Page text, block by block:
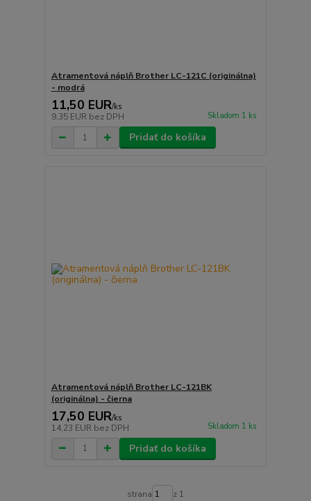
Atramentová náplň Brother LC-121C (originálna)
- modrá
11,50 EUR/ks
9,35 EUR bez DPH Skladom 1 ks
Pridať do košíka
Atramentová náplň Brother LC-121BK
(originálna) - čierna
17,50 EUR/ks
14,23 EUR bez DPH Skladom 1 ks
Pridať do košíka
strana z 1